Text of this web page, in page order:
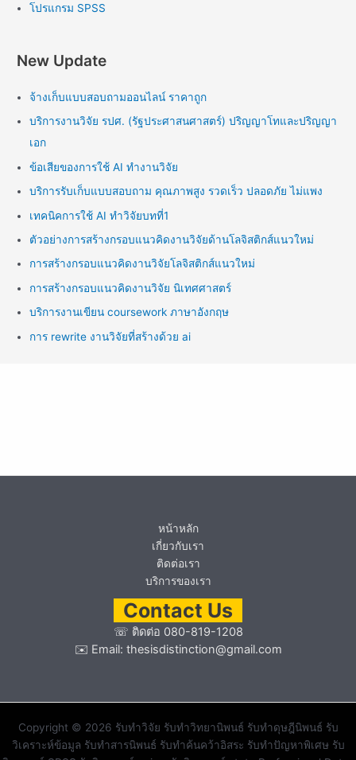
โปรแกรม SPSS
New Update
จ้างเก็บแบบสอบถามออนไลน์ ราคาถูก
บริการงานวิจัย รปศ. (รัฐประศาสนศาสตร์) ปริญญาโทและปริญญา
เอก
ข้อเสียของการใช้ AI ทำงานวิจัย
บริการรับเก็บแบบสอบถาม คุณภาพสูง รวดเร็ว ปลอดภัย ไม่แพง
เทคนิคการใช้ AI ทำวิจัยบทที่1
ตัวอย่างการสร้างกรอบแนวคิดงานวิจัยด้านโลจิสติกส์แนวใหม่
การสร้างกรอบแนวคิดงานวิจัยโลจิสติกส์แนวใหม่
การสร้างกรอบแนวคิดงานวิจัย นิเทศศาสตร์
บริการงานเขียน coursework ภาษาอังกฤษ
การ rewrite งานวิจัยที่สร้างด้วย ai
หน้าหลัก
เกี่ยวกับเรา
ติดต่อเรา
บริการของเรา
Contact Us
☏ ติดต่อ 080-819-1208
✉️ Email: thesisdistinction@gmail.com
Copyright © 2026 รับทำวิจัย รับทำวิทยานิพนธ์ รับทำดุษฎีนิพนธ์ รับ
วิเคราะห์ข้อมูล รับทำสารนิพนธ์ รับทำค้นคว้าอิสระ รับทำปัญหาพิเศษ รับ